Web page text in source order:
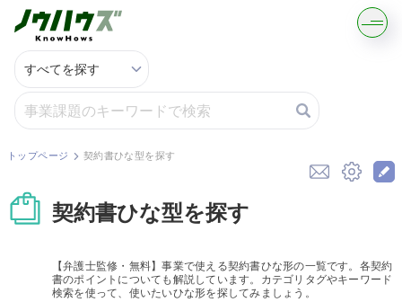
記事・コラムを読む
解決策を募集する
専門家に電話する
トップページ 契約書ひな型を探す
契約書ひな型を探す
【弁護士監修・無料】事業で使える契約書ひな形の一覧です。各契約
書のポイントについても解説しています。カテゴリタグやキーワード
検索を使って、使いたいひな形を探してみましょう。